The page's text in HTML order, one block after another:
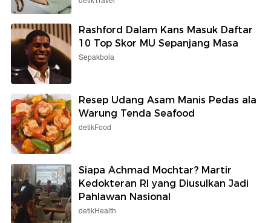
Rashford Dalam Kans Masuk Daftar
10 Top Skor MU Sepanjang Masa
Sepakbola
Resep Udang Asam Manis Pedas ala
Warung Tenda Seafood
detikFood
Siapa Achmad Mochtar? Martir
Kedokteran RI yang Diusulkan Jadi
Pahlawan Nasional
detikHealth